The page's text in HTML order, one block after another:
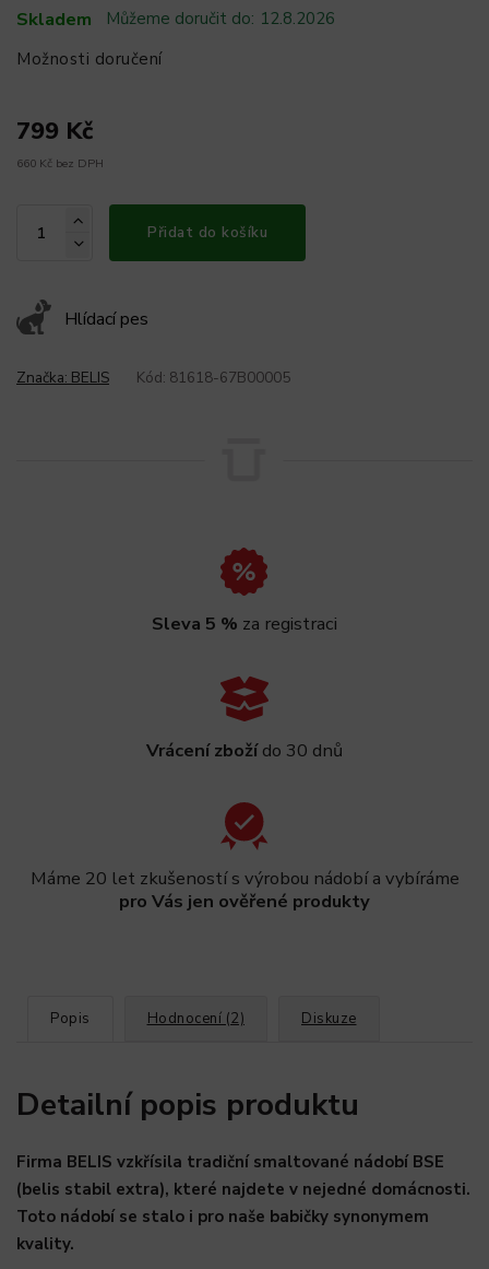
Skladem Můžeme doručit do: 12.8.2026
Možnosti doručení
799 Kč
660 Kč bez DPH
Přidat do košíku
Hlídací pes
Značka: BELIS Kód: 81618-67B00005
Sleva 5 % za registraci
Vrácení zbožído 30 dnů
Máme 20 let zkušeností s výrobou nádobí a vybíráme
pro Vás jen ověřené produkty
Popis Hodnocení (2) Diskuze
Detailní popis produktu
Firma BELIS vzkřísila tradiční smaltované nádobí BSE
(belis stabil extra), které najdete v nejedné domácnosti.
Toto nádobí se stalo i pro naše babičky synonymem
kvality.